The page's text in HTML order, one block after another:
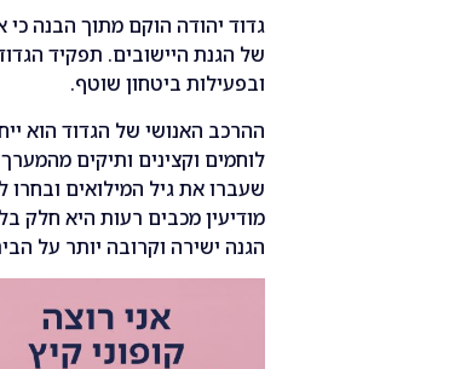
גדוד יהודה הוקם מתוך הבנה כי
של הגנת היישובים. תפקיד
ובפעילות ביטחון שוטף.
ההרכב האנושי של הגדוד הוא
לוחמים וקצינים ותיקים
שעברו את גיל המילואים
מודיעין מכבים רעות היא חלק
הגנה ישירה וקרובה יותר על